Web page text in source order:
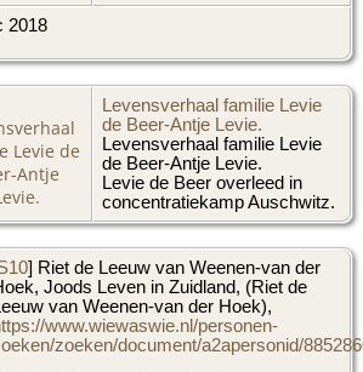
2018
Levensverhaal familie Levie
de Beer-Antje Levie.
Levensverhaal familie Levie
de Beer-Antje Levie.
Levie de Beer overleed in
concentratiekamp Auschwitz.
] Riet de Leeuw van Weenen-van der
Joods Leven in Zuidland, (Riet de
van Weenen-van der Hoek),
www.wiewaswie.nl/personen-
zoeken/document/a2apersonid/